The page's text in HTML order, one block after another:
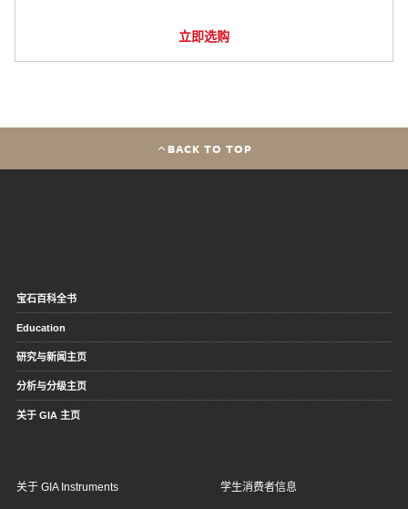
立即选购
BACK TO TOP
宝石百科全书
Education
研究与新闻主页
分析与分级主页
关于 GIA 主页
关于 GIA Instruments 学生消费者信息